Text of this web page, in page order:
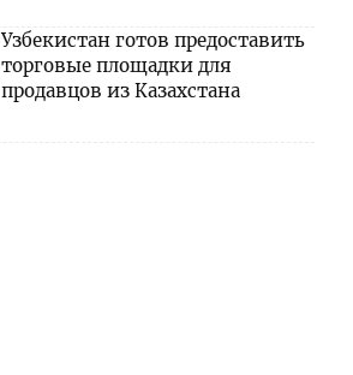
Узбекистан готов предоставить
торговые площадки для
продавцов из Казахстана